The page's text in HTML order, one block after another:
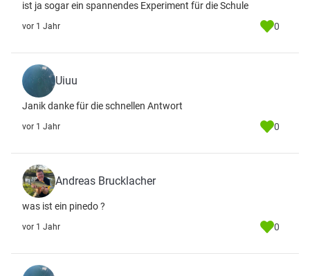
ist ja sogar ein spannendes Experiment für die Schule
vor 1 Jahr 0
Uiuu
Janik danke für die schnellen Antwort
vor 1 Jahr 0
Andreas Brucklacher
was ist ein pinedo ?
vor 1 Jahr 0